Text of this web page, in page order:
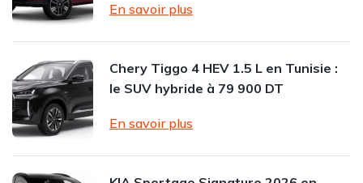
En savoir plus
Chery Tiggo 4 HEV 1.5 L en Tunisie :
le SUV hybride à 79 900 DT
En savoir plus